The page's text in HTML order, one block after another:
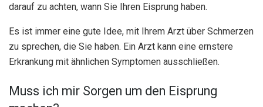
darauf zu achten, wann Sie Ihren Eisprung haben.
Es ist immer eine gute Idee, mit Ihrem Arzt über Schmerzen
zu sprechen, die Sie haben. Ein Arzt kann eine ernstere
Erkrankung mit ähnlichen Symptomen ausschließen.
Muss ich mir Sorgen um den Eisprung